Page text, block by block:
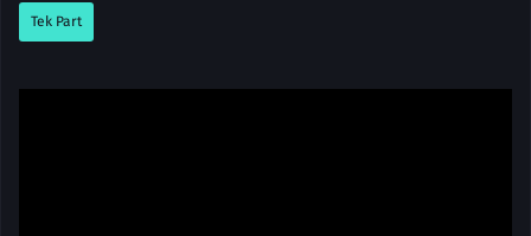
Tek Part